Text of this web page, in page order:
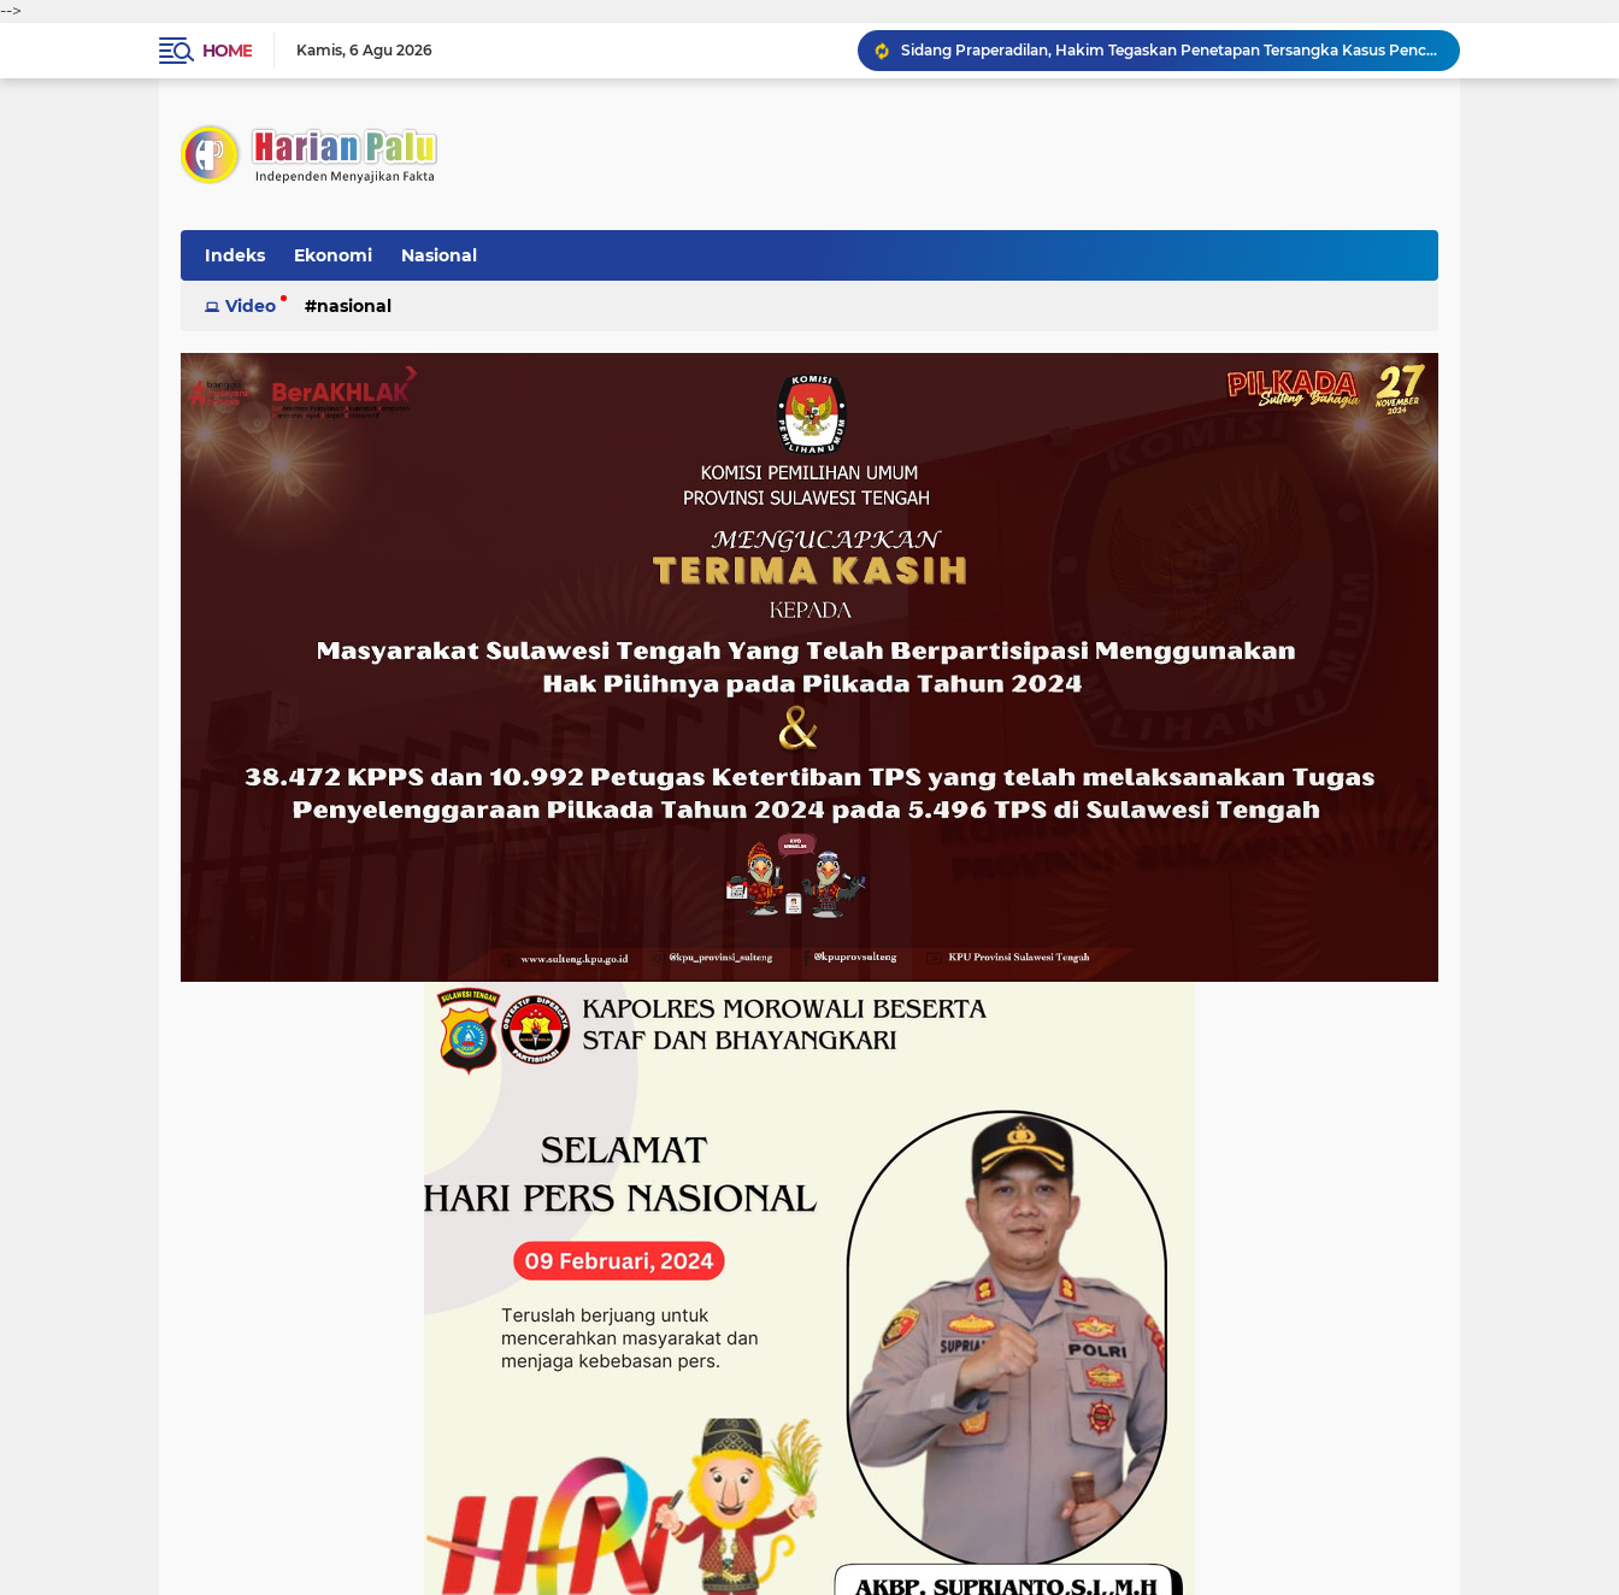
-->
HOME
Kamis 6 Agu 2026
Sidang Praperadilan, Hakim Tegaskan Penetapan Tersangka Kasus Pencabulan Anak di Buol Sah Secara Hukum
Kejati Sulteng Geledah Kantor UPP Kolonodale, Sita Dokumen dan Barang Bukti Elektronik Kasus Nikel PT. Cocoman
‎Jatam Dorong Propam Turun, Penanganan PETI Polres Parimo Jadi Pertanyaan Publik ‎
Indeks Ekonomi Nasional
Video nasional